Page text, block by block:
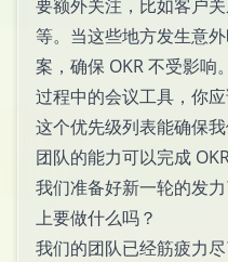
要额外关注，比如客户
等。当这些地方发生意
案，确保 OKR 不受影响
过程中的会议工具，你
这个优先级列表能确保
团队的能力可以完成
我们准备好新一轮的发
上要做什么吗？
我们的团队已经筋疲力